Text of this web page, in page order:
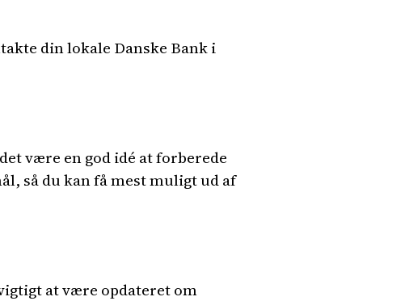
din lokale Danske Bank i
være en god idé at forberede
så du kan få mest muligt ud af
at være opdateret om